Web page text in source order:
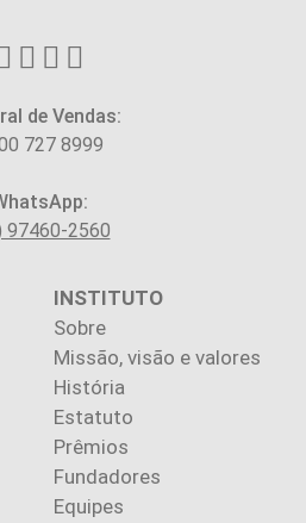
de Vendas:
727 8999
97460-2560
INSTITUTO
Sobre
Missão, visão e valores
História
Estatuto
Prêmios
Fundadores
Equipes